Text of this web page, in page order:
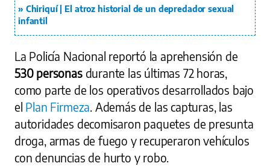
Chiriquí | El atroz historial de un depredador sexual
infantil
La Policía Nacional reportó la aprehensión de
530 personasdurante las últimas 72 horas,
como parte de los operativos desarrollados bajo
el Plan Firmeza. Además de las capturas, las
autoridades decomisaron paquetes de presunta
droga, armas de fuego y recuperaron vehículos
con denuncias de hurto y robo.